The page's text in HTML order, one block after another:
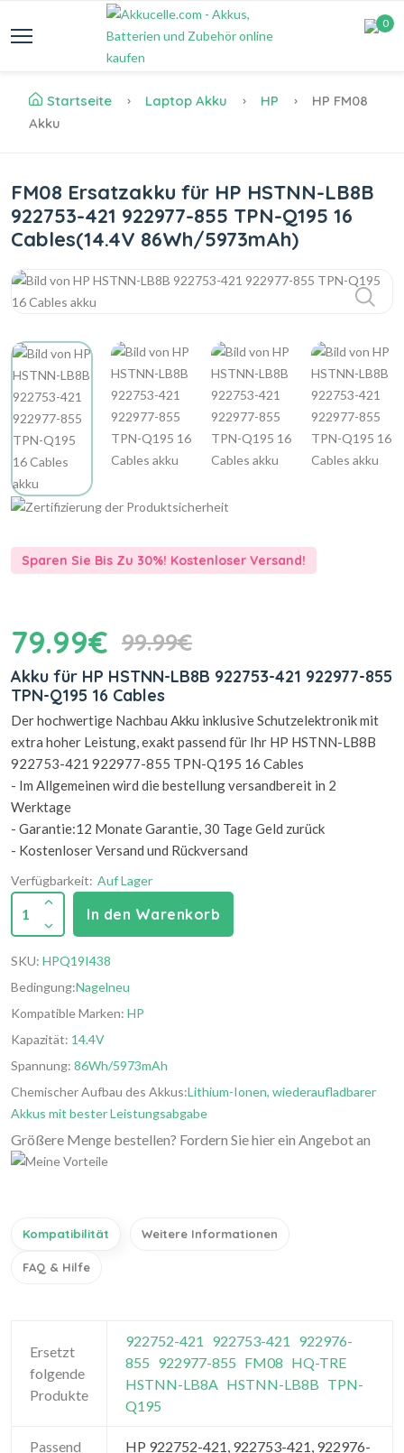
0
Startseite Laptop Akku HP
HP FM08
Akku
FM08 Ersatzakku für HP HSTNN-LB8B
922753-421 922977-855 TPN-Q195 16
Cables(14.4V 86Wh/5973mAh)
Sparen Sie Bis Zu 30%! Kostenloser Versand!
79.99€ 99.99€
Akku für HP HSTNN-LB8B 922753-421 922977-855
TPN-Q195 16 Cables
Der hochwertige Nachbau Akku inklusive Schutzelektronik mit
extra hoher Leistung, exakt passend für Ihr HP HSTNN-LB8B
922753-421 922977-855 TPN-Q195 16 Cables
- Im Allgemeinen wird die bestellung versandbereit in 2
Werktage
- Garantie:12 Monate Garantie, 30 Tage Geld zurück
- Kostenloser Versand und Rückversand
Verfügbarkeit: Auf Lager
1 In den Warenkorb
SKU: HPQ19I438
Bedingung:Nagelneu
Kompatible Marken: HP
Kapazität: 14.4V
Spannung: 86Wh/5973mAh
Chemischer Aufbau des Akkus:Lithium-Ionen, wiederaufladbarer
Akkus mit bester Leistungsabgabe
Größere Menge bestellen? Fordern Sie hier ein Angebot an
Kompatibilität Weitere Informationen
FAQ & Hilfe
Ersetzt
folgende
Produkte
922752-421 922753-421
922976-
855 922977-855 FM08 HQ-TRE
HSTNN-LB8A HSTNN-LB8B TPN-
Q195
Passend
HP 922752-421, 922753-421, 922976-